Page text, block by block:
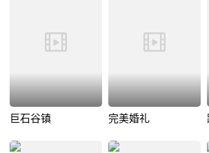
巨石谷镇 完美婚礼